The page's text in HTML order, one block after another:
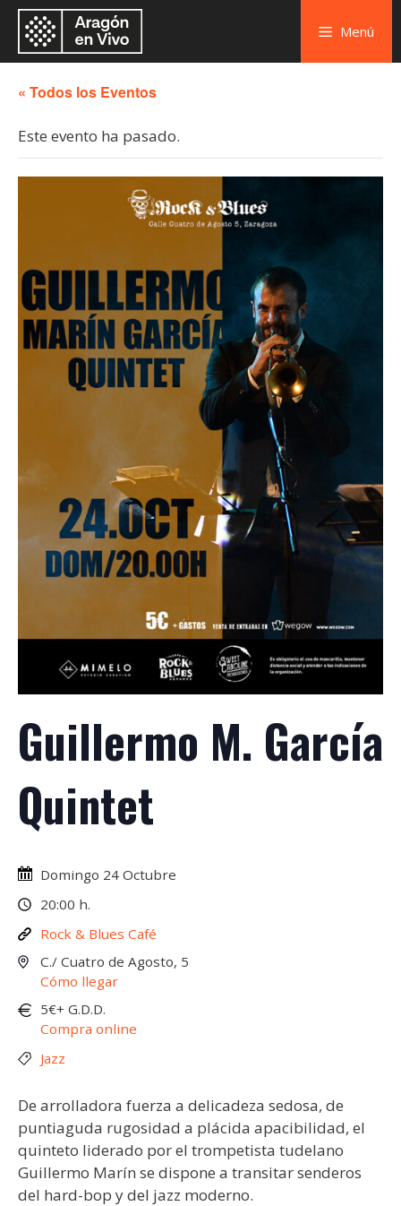
Menú
« Todos los Eventos
Este evento ha pasado.
Guillermo M. García
Quintet
Domingo 24 Octubre
20:00 h.
Rock & Blues Café
C./ Cuatro de Agosto, 5
Cómo llegar
5€+ G.D.D.
Compra online
Jazz
De arrolladora fuerza a delicadeza sedosa, de
puntiaguda rugosidad a plácida apacibilidad, el
quinteto liderado por el trompetista tudelano
Guillermo Marín se dispone a transitar senderos
del hard-bop y del jazz moderno.